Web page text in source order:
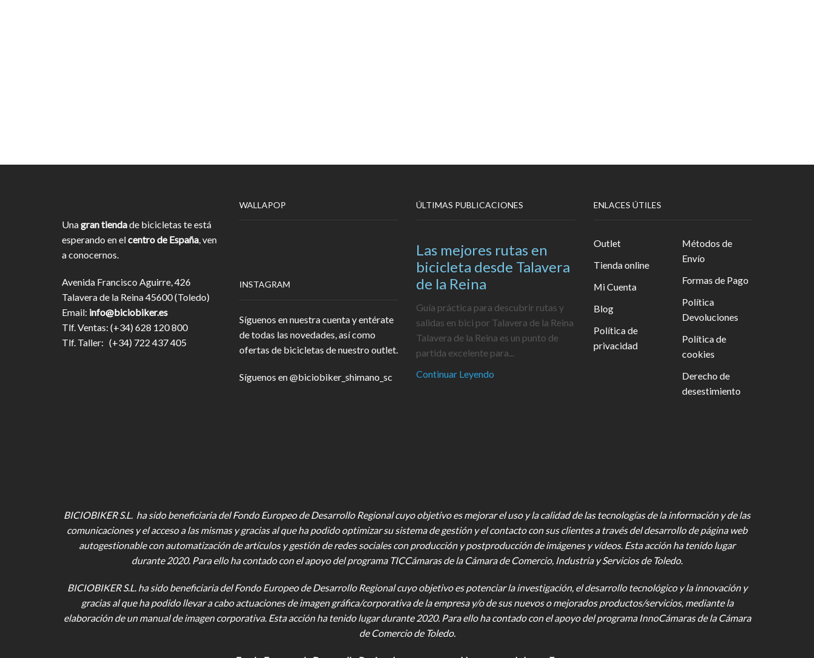
Unagran tiendade bicicletas te está
esperando en elcentro de España , ven
a conocernos.
Avenida Francisco Aguirre, 426
Talavera de la Reina 45600 (Toledo)
Email: info@biciobiker.es
Tlf. Ventas: (+34) 628 120 800
Tlf. Taller: (+34) 722 437 405
WALLAPOP
INSTAGRAM
Síguenos en nuestra cuenta y entérate
de todas las novedades, así como
ofertas de bicicletas de nuestro outlet.
Síguenos en@biciobiker_shimano_sc
ÚLTIMAS PUBLICACIONES
Las mejores rutas en
bicicleta desde Talavera
de la Reina
Guía práctica para descubrir rutas y
salidas en bici por Talavera de la Reina
Talavera de la Reina es un punto de
partida excelente para...
Continuar Leyendo
ENLACES ÚTILES
Outlet
Tienda online
Mi Cuenta
Blog
Política de
privacidad
Métodos de
Envío
Formas de Pago
Política
Devoluciones
Política de
cookies
Derecho de
desestimiento
BICIOBIKER S.L. ha sido beneficiaria del Fondo Europeo de Desarrollo Regional cuyo objetivo es mejorar el uso y la calidad de las tecnologías de la información y de las
comunicaciones y el acceso a las mismas y gracias al que ha podido optimizar su sistema de gestión y el contacto con sus clientes a través del desarrollo de página web
autogestionable con automatización de artículos y gestión de redes sociales con producción y postproducción de imágenes y vídeos. Esta acción ha tenido lugar
durante 2020. Para ello ha contado con el apoyo del programa TICCámaras de la Cámara de Comercio, Industria y Servicios de Toledo.
BICIOBIKER S.L. ha sido beneficiaria del Fondo Europeo de Desarrollo Regional cuyo objetivo es potenciar la investigación, el desarrollo tecnológico y la innovación y
gracias al que ha podido llevar a cabo actuaciones de imagen gráfica/corporativa de la empresa y/o de sus nuevos o mejorados productos/servicios, mediante la
elaboración de un manual de imagen corporativa. Esta acción ha tenido lugar durante 2020. Para ello ha contado con el apoyo del programa InnoCámaras de la Cámara
de Comercio de Toledo.